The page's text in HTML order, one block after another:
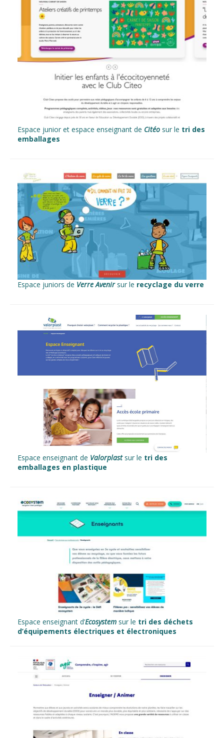
Espace junior et espace enseignant de Citéo sur le tri des
emballages
Espace juniors de Verre Avenirsur le recyclage du verre
Espace enseignant de Valorplastsur le tri des
emballages en plastique
Espace enseignant d’Ecosystem sur le tri des déchets
d’équipements électriques et électroniques